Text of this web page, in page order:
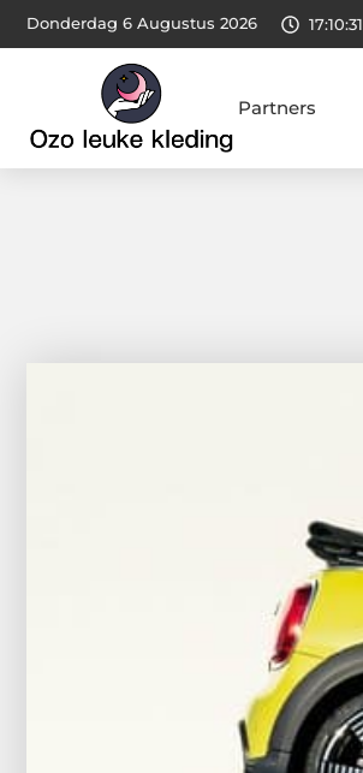
Donderdag 6 Augustus 2026 17:10:32
Partners